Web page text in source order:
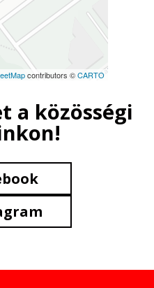
contributors ©CARTO
a közösségi